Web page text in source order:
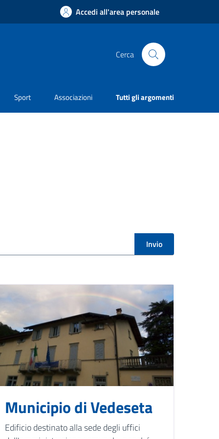
Accedi all'area personale
Cerca
Sport Associazioni Tutti gli argomenti
Invio
Municipio di Vedeseta
Edificio destinato alla sede degli uffici